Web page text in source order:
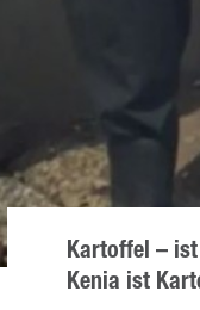
Kartoffel –
Kenia ist